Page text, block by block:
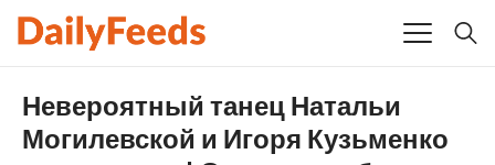
Невероятный танец Натальи
Могилевской и Игоря Кузьменко